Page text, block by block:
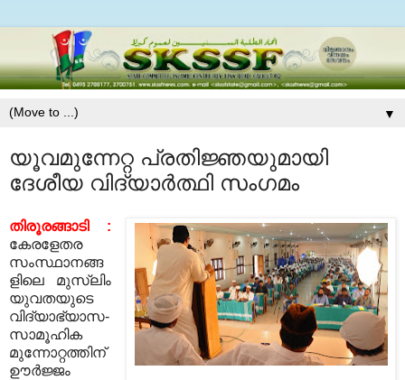
▼
യൂവമുന്നേറ്റ പ്രതിജ്ഞയുമായി
ദേശീയ വിദ്യാര്‍ത്ഥി സംഗമം
തിരൂരങ്ങാടി :
കേരളേതര
സംസ്ഥാനങ്ങ
ളിലെ മുസ്‌ലിം
യുവതയുടെ
വിദ്യാഭ്യാസ-
സാമൂഹിക
മുന്നോറ്റത്തിന്
ഊര്‍ജ്ജം